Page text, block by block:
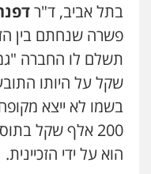
בתל אביב, ד"ר
פשרה שנחתם בין
שקל על היותו
בשמו לא ייצא
200 אלף שקל
הוא על ידי הזכיינית.